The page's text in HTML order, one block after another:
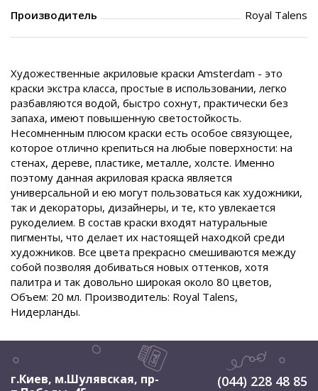
Производитель Royal Talens
Художественные акриловые краски Amsterdam - это
краски экстра класса, простые в использовании, легко
разбавляются водой, быстро сохнут, практически без
запаха, имеют повышенную светостойкость.
Несомненным плюсом краски есть особое связующее,
которое отлично крепиться на любые поверхности: на
стенах, дереве, пластике, металле, холсте. Именно
поэтому данная акриловая краска является
универсальной и ею могут пользоваться как художники,
так и декораторы, дизайнеры, и те, кто увлекается
рукоделием. В состав краски входят натуральные
пигменты, что делает их настоящей находкой среди
художников. Все цвета прекрасно смешиваются между
собой позволяя добиваться новых оттенков, хотя
палитра и так довольно широкая около 80 цветов,
Объем: 20 мл. Производитель: Royal Talens,
Нидерланды.
г.Киев, м.Шулявская, пр-
(044) 228 48 85